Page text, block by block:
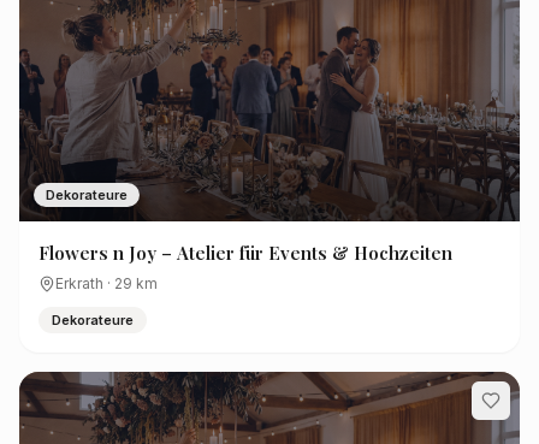
Dekorateure
Flowers n Joy – Atelier für Events & Hochzeiten
Erkrath · 29 km
Dekorateure